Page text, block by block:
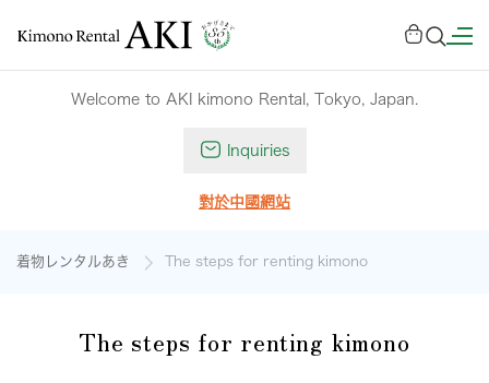
Welcome to AKI kimono Rental, Tokyo, Japan.
Inquiries
對於中國網站
着物レンタルあき The steps for renting kimono
The steps for renting kimono